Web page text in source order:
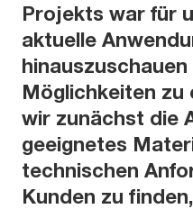
Projekts war für
aktuelle
Möglichkeiten zu
wir zunächst die
geeignetes
technischen
Kunden zu